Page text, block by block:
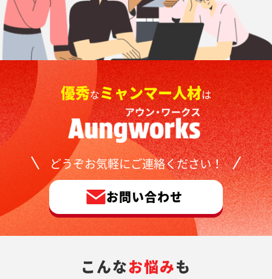
優秀なミャンマー人材は
どうぞお気軽にご連絡ください！
お問い合わせ
こんなお悩み も